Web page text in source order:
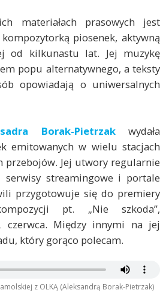
materiałach prasowych jest
piosenek, aktywną
od kilkunastu lat. Jej muzykę
popu alternatywnego, a teksty
opowiadają o uniwersalnych
Borak-Pietrzakwydała
emitowanych w wielu stacjach
przebojów. Jej utwory regularnie
serwisy streamingowe i portale
przygotowuje się do premiery
pt. „Nie szkoda”,
czerwca. Między innymi na jej
który gorąco polecam.
z OLKĄ (Aleksandrą Borak-Pietrzak)